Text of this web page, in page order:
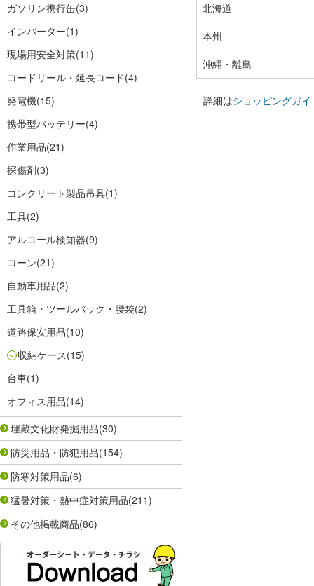
ガソリン携行缶(3)
インバーター(1)
現場用安全対策(11)
コードリール・延長コード(4)
発電機(15)
携帯型バッテリー(4)
作業用品(21)
探傷剤(3)
コンクリート製品吊具(1)
工具(2)
アルコール検知器(9)
コーン(21)
自動車用品(2)
工具箱・ツールバック・腰袋(2)
道路保安用品(10)
収納ケース(15)
台車(1)
オフィス用品(14)
埋蔵文化財発掘用品(30)
防災用品・防犯用品(154)
防寒対策用品(6)
猛暑対策・熱中症対策用品(211)
その他掲載商品(86)
北海道
本州
沖縄・離島
詳細はショッピングガイ